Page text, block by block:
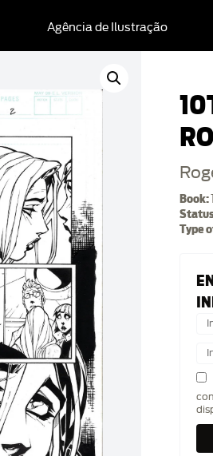
Agência de Ilustração
Book:
Type